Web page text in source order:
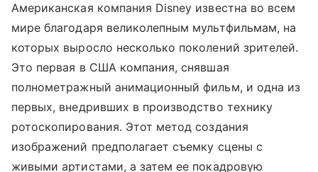
Американская компания Disney известна во всем
мире благодаря великолепным мультфильмам, на
которых выросло несколько поколений зрителей.
Это первая в США компания, снявшая
полнометражный анимационный фильм, и одна из
первых, внедривших в производство технику
ротоскопирования. Этот метод создания
изображений предполагает съемку сцены с
живыми артистами, а затем ее покадровую